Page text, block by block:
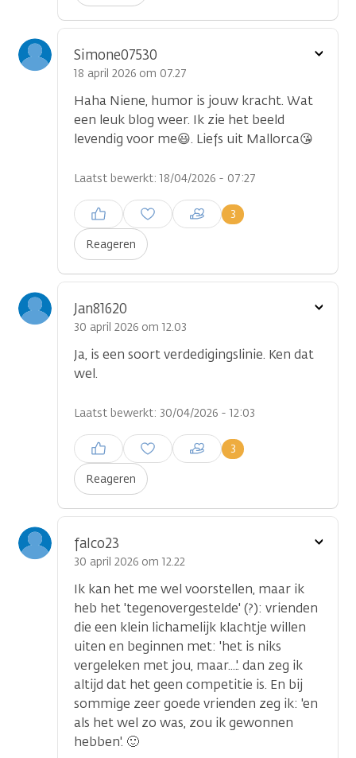
Simone07530
18 april 2026 om 07.27
Haha Niene, humor is jouw kracht. Wat
een leuk blog weer. Ik zie het beeld
levendig voor me😃. Liefs uit Mallorca😘
Laatst bewerkt: 18/04/2026 - 07:27
Reageren
3
Inloggen om een reactie te
plaatsen
Toon
Jan81620
30 april 2026 om 12.03
Ja, is een soort verdedigingslinie. Ken dat
wel.
Laatst bewerkt: 30/04/2026 - 12:03
Reageren
3
Inloggen om een reactie te
plaatsen
Toon
falco23
30 april 2026 om 12.22
Ik kan het me wel voorstellen, maar ik
heb het 'tegenovergestelde' (?): vrienden
die een klein lichamelijk klachtje willen
uiten en beginnen met: 'het is niks
vergeleken met jou, maar....'. dan zeg ik
altijd dat het geen competitie is. En bij
sommige zeer goede vrienden zeg ik: 'en
als het wel zo was, zou ik gewonnen
hebben'. 🙂
Toon